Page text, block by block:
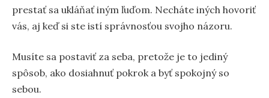
prestať sa ukláňať iným ľuďom. Necháte iných hovoriť
vás, aj keď si ste istí správnosťou svojho názoru.
Musíte sa postaviť za seba, pretože je to jediný
spôsob, ako dosiahnuť pokrok a byť spokojný so
sebou.